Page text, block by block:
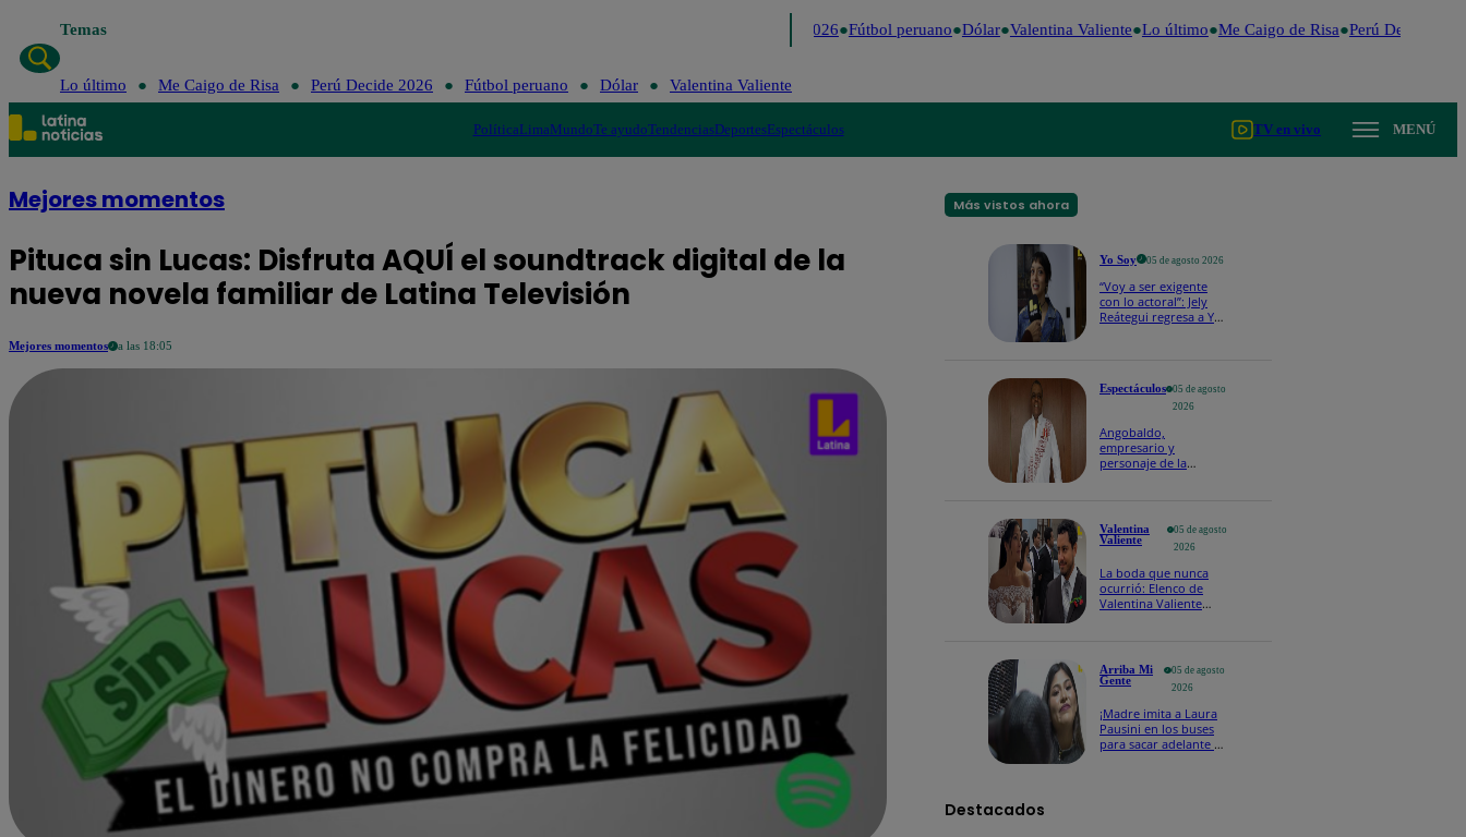
Temas Perú Decide 2026 Fútbol peruano Dólar Valentina Valiente Lo último Me Caigo de Risa Perú Decide 2026
Lo último Me Caigo de Risa Perú Decide 2026 Fútbol peruano Dólar Valentina Valiente
PolíticaLimaMundoTe ayudoTendenciasDeportesEspectáculos TV en vivo MENÚ
Mejores momentos
Pituca sin Lucas: Disfruta AQUÍ el soundtrack digital de la
nueva novela familiar de Latina Televisión
Mejores momentos a las 18:05
Más vistos ahora
Yo Soy 05 de agosto 2026
“Voy a ser exigente
con lo actoral”: Jely
Reátegui regresa a Yo
Espectáculos
05 de agosto
2026
Angobaldo,
empresario y
personaje de la
Valentina
Valiente
05 de agosto
2026
La boda que nunca
ocurrió: Elenco de
Valentina Valiente
Arriba Mi
Gente
05 de agosto
2026
¡Madre imita a Laura
Pausini en los buses
para sacar adelante a
Destacados